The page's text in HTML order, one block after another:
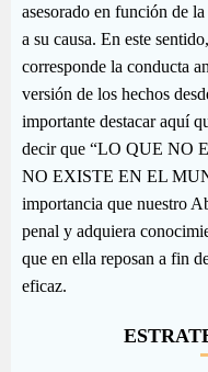
asesorado en función de
a su causa. En este
corresponde la conducta
versión de los hechos
importante destacar aquí
decir que “LO QUE NO
NO EXISTE EN EL
importancia que nuestro
penal y adquiera
que en ella reposan a fin
eficaz.